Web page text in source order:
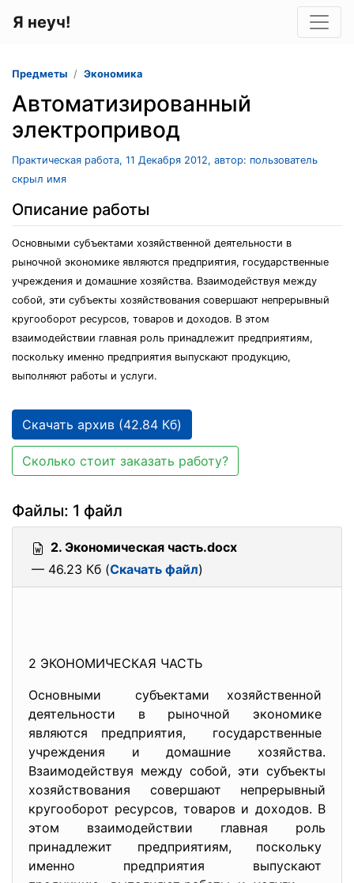
Я неуч!
Предметы Экономика
Автоматизированный
электропривод
Практическая работа, 11 Декабря 2012, автор: пользователь
скрыл имя
Описание работы
Основными субъектами хозяйственной деятельности в
рыночной экономике являются предприятия, государственные
учреждения и домашние хозяйства. Взаимодействуя между
собой, эти субъекты хозяйствования совершают непрерывный
кругооборот ресурсов, товаров и доходов. В этом
взаимодействии главная роль принадлежит предприятиям,
поскольку именно предприятия выпускают продукцию,
выполняют работы и услуги.
Скачать архив (42.84 Кб)
Сколько стоит заказать работу?
Файлы: 1 файл
2. Экономическая часть.docx
— 46.23 Кб (Скачать файл)
2 ЭКОНОМИЧЕСКАЯ ЧАСТЬ
Основными субъектами хозяйственной
деятельности в рыночной экономике
являются предприятия, государственные
учреждения и домашние хозяйства.
Взаимодействуя между собой, эти субъекты
хозяйствования совершают непрерывный
кругооборот ресурсов, товаров и доходов. В
этом взаимодействии главная роль
принадлежит предприятиям, поскольку
именно предприятия выпускают